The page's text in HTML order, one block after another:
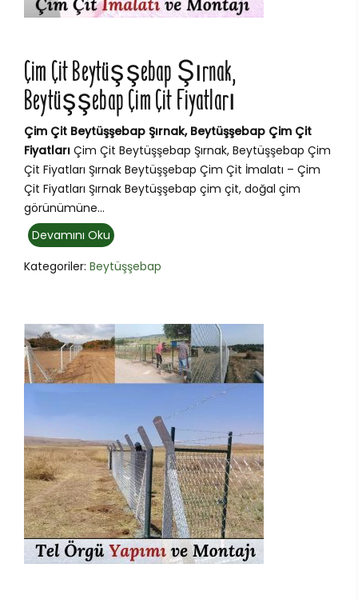
Çim Çit Beytüşşebap Şırnak,
Beytüşşebap Çim Çit Fiyatları
Çim Çit Beytüşşebap Şırnak, Beytüşşebap Çim Çit
Fiyatları Çim Çit Beytüşşebap Şırnak, Beytüşşebap Çim
Çit Fiyatları Şırnak Beytüşşebap Çim Çit İmalatı – Çim
Çit Fiyatları Şırnak Beytüşşebap çim çit, doğal çim
görünümüne...
Devamını Oku
Kategoriler: Beytüşşebap